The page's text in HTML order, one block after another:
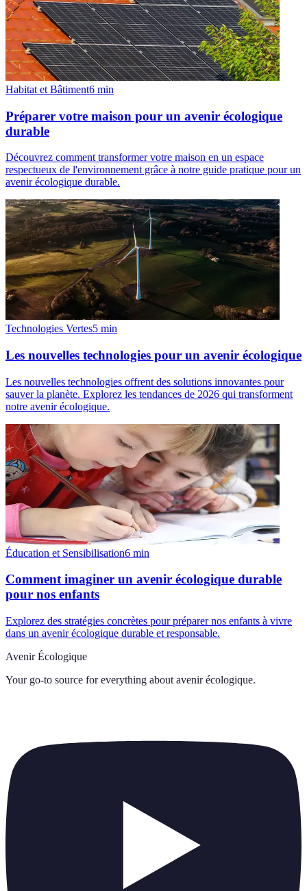
Habitat et Bâtiment6 min
Préparer votre maison pour un avenir écologique
durable
Découvrez comment transformer votre maison en un espace
respectueux de l'environnement grâce à notre guide pratique pour un
avenir écologique durable.
Technologies Vertes5 min
Les nouvelles technologies pour un avenir écologique
Les nouvelles technologies offrent des solutions innovantes pour
sauver la planète. Explorez les tendances de 2026 qui transforment
notre avenir écologique.
Éducation et Sensibilisation6 min
Comment imaginer un avenir écologique durable
pour nos enfants
Explorez des stratégies concrètes pour préparer nos enfants à vivre
dans un avenir écologique durable et responsable.
Avenir Écologique
Your go-to source for everything about avenir écologique.